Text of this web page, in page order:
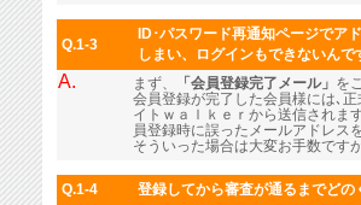
Q.1-3
ID･パスワード再通知ページでア
しまい、ログインもできないんで
A. まず、 「会員登録完了メール」 を
会員登録が完了した会員様には､
イトｗａｌｋｅｒから送信されま
員登録時に誤ったメールアドレス
そういった場合は大変お手数です
Q.1-4 登録してから審査が通るまでど